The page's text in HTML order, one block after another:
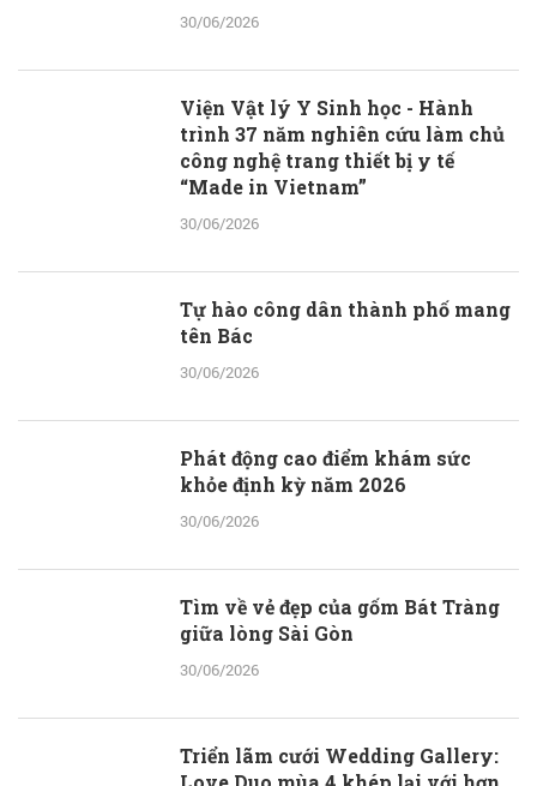
30/06/2026
Viện Vật lý Y Sinh học - Hành
trình 37 năm nghiên cứu làm chủ
công nghệ trang thiết bị y tế
“Made in Vietnam”
30/06/2026
Tự hào công dân thành phố mang
tên Bác
30/06/2026
Phát động cao điểm khám sức
khỏe định kỳ năm 2026
30/06/2026
Tìm về vẻ đẹp của gốm Bát Tràng
giữa lòng Sài Gòn
30/06/2026
Triển lãm cưới Wedding Gallery: